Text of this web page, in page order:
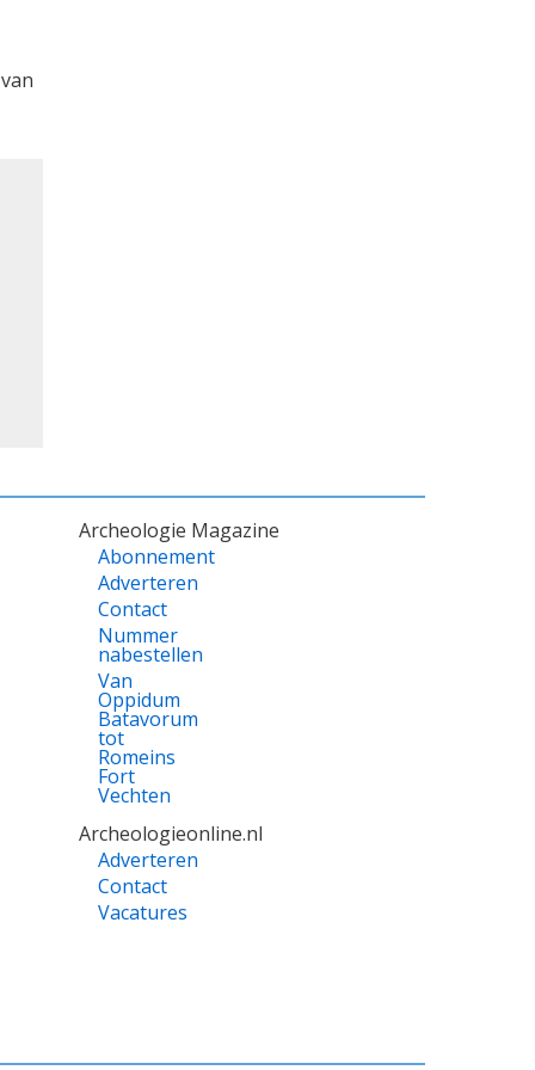
Archeologie Magazine
Abonnement
Adverteren
Contact
Nummer
nabestellen
Van
Oppidum
Batavorum
tot
Romeins
Fort
Vechten
Archeologieonline.nl
Adverteren
Contact
Vacatures